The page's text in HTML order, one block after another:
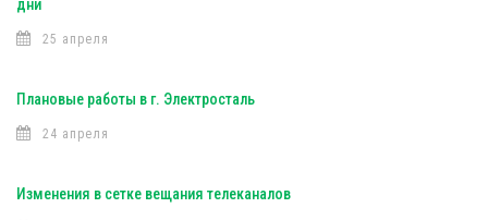
дни
25 апреля
Плановые работы в г. Электросталь
24 апреля
Изменения в сетке вещания телеканалов